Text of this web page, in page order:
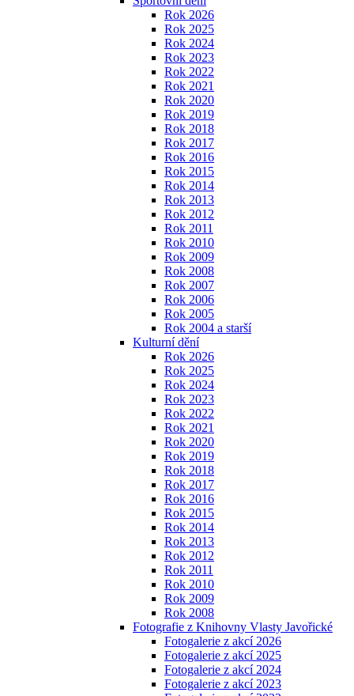
Rok 2026
Rok 2025
Rok 2024
Rok 2023
Rok 2022
Rok 2021
Rok 2020
Rok 2019
Rok 2018
Rok 2017
Rok 2016
Rok 2015
Rok 2014
Rok 2013
Rok 2012
Rok 2011
Rok 2010
Rok 2009
Rok 2008
Rok 2007
Rok 2006
Rok 2005
Rok 2004 a starší
Kulturní dění
Rok 2026
Rok 2025
Rok 2024
Rok 2023
Rok 2022
Rok 2021
Rok 2020
Rok 2019
Rok 2018
Rok 2017
Rok 2016
Rok 2015
Rok 2014
Rok 2013
Rok 2012
Rok 2011
Rok 2010
Rok 2009
Rok 2008
Fotografie z Knihovny Vlasty Javořické
Fotogalerie z akcí 2026
Fotogalerie z akcí 2025
Fotogalerie z akcí 2024
Fotogalerie z akcí 2023